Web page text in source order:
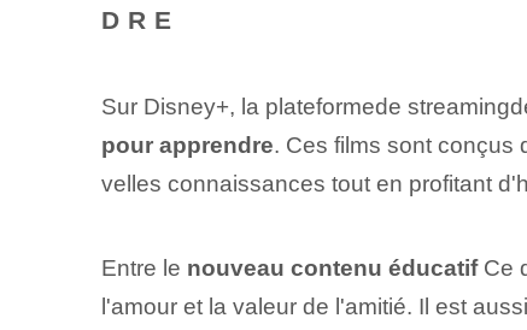
DRE
Sur Disney+,⁢ la plateforme⁤de
pour apprendre. Ces films sont conçus
velles‍ connaissances tout en profitant
Entre le nouveau contenu éducatifCe
l'amour et la valeur de l'amitié. Il est aussi